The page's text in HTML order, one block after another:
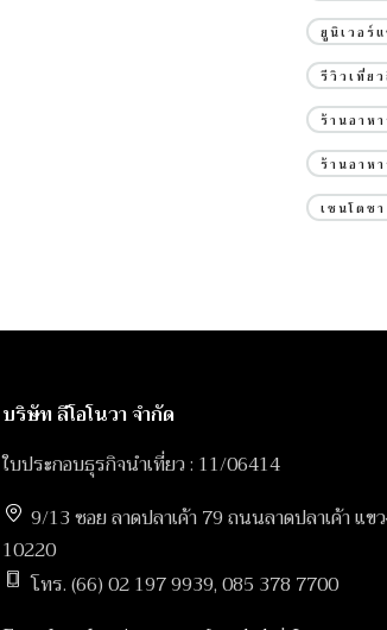
ยูนิเวอร์
รีวิวเที่ย
ร้านอาห
ร้านอาห
เซนโตซา
บริษัท ลีโอโนวา จำกัด
ใบประกอบธุรกิจนำเที่ยว : 11/06414
9/13 ซอย ลาดปลาเค้า 79 ถนนลาดปลาเค้า แข
10220
โทร. (66) 02 197 9939, 085 378 7700